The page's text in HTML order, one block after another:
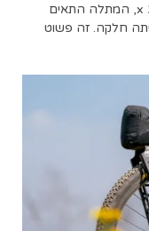
להיות מבחן טוב. עם צמיגים בגודל 27.5 x 2.4, המתלה התאים
חלקה. זה פשוט